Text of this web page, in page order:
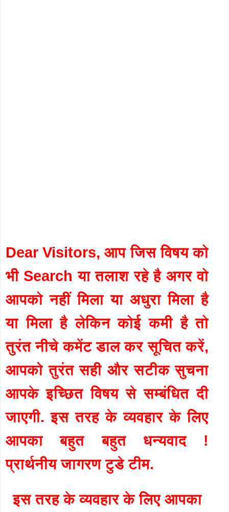
Dear Visitors, आप जिस विषय को
भी Search या तलाश रहे है अगर वो
आपको नहीं मिला या अधुरा मिला है
या मिला है लेकिन कोई कमी है तो
तुरंत नीचे कमेंट डाल कर सूचित करें,
आपको तुरंत सही और सटीक सुचना
आपके इच्छित विषय से सम्बंधित दी
जाएगी. इस तरह के व्यवहार के लिए
आपका बहुत बहुत धन्यवाद !
प्रार्थनीय जागरण टुडे टीम.
इस तरह के व्यवहार के लिए आपका